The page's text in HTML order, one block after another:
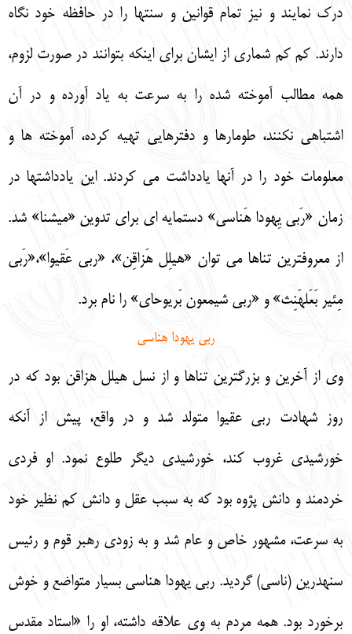
درك نمايند و نيز تمام قوانين و سنتها را در حافظه خود نگاه
دارند. كم كم شماري از ايشان براي اينكه بتوانند در صورت لزوم،
همه مطالب آموخته شده را به سرعت به ياد آورده و در آن
اشتباهي نكنند، طومارها و دفترهايي تهيه كرده، آموخته ها و
معلومات خود را در آنها يادداشت مي كردند. اين يادداشتها در
زمان «رَبي يِهودا هَناسي» دستمايه اي براي تدوين «ميشنا» شد.
از معروفترين تناها مي توان «هيلِل هَزاقِن»، «ربي عَقيوا»،«رَبي
مِئير بَعَلهَنِث» و «ربي شيمعون بَريوحاي» را نام برد.
ربي يهودا هناسي
وي از آخرين و بزرگترين تناها و از نسل هيلل هزاقن بود كه در
روز شهادت ربي عقيوا متولد شد و در واقع، پيش از آنكه
خورشيدي غروب كند، خورشيدي ديگر طلوع نمود. او فردي
خردمند و دانش پژوه بود كه به سبب عقل و دانش كم نظير خود
به سرعت، مشهور خاص و عام شد و به زودي رهبر قوم و رئيس
سنهدرين (ناسي) گرديد. ربي يهودا هناسي بسيار متواضع و خوش
برخورد بود. همه مردم به وي علاقه داشته، او را «استاد مقدس